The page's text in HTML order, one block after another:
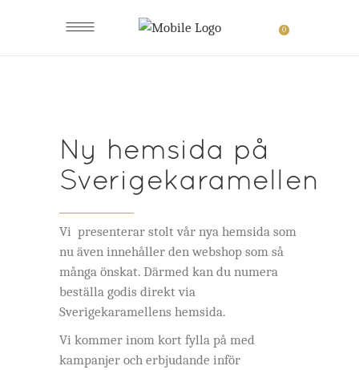
0
Ny hemsida på
Sverigekaramellen
Vi presenterar stolt vår nya hemsida som
nu även innehåller den webshop som så
många önskat. Därmed kan du numera
beställa godis direkt via
Sverigekaramellens hemsida.
Vi kommer inom kort fylla på med
kampanjer och erbjudande inför